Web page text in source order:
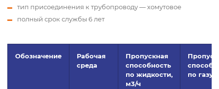
тип присоединения к трубопроводу — хомутовое
полный срок службы 6 лет
Обозначение
Рабочая
среда
Пропускная
способность
по жидкости,
м3/ч
по газу,